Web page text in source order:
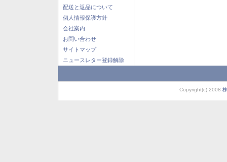
配送と返品について
個人情報保護方針
会社案内
お問い合わせ
サイトマップ
ニュースレター登録解除
Copyright(c) 2008